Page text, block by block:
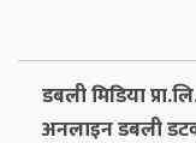
डबली मिडिया
अनलाइन डबली